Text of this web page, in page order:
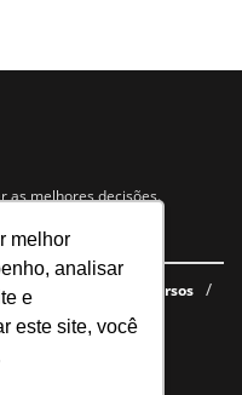
melhor
analisar
e
este site, você
as melhores decisões.
books gratuitos
Cursos